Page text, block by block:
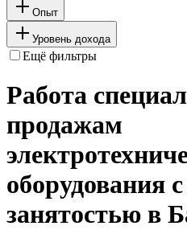
Опыт
Уровень дохода
Ещё фильтры
Работа
продажам
оборудования
занятостью в